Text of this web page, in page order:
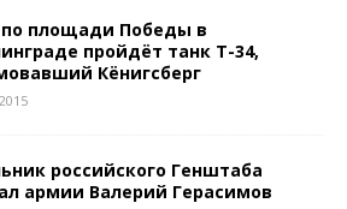
площади Победы в
пройдёт танк Т-34,
Кёнигсберг
российского Генштаба
армии Валерий Герасимов